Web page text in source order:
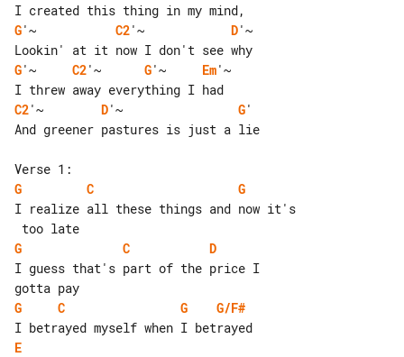
G'~ C2'~ D'~
G'~ C2'~ G'~ Em'~
C2'~ D'~ G'
And greener pastures is just a lie
G
C
G
I realize all these things and now it's
G
C
D
I guess that's part of the price I
G
C G
G/F#
E